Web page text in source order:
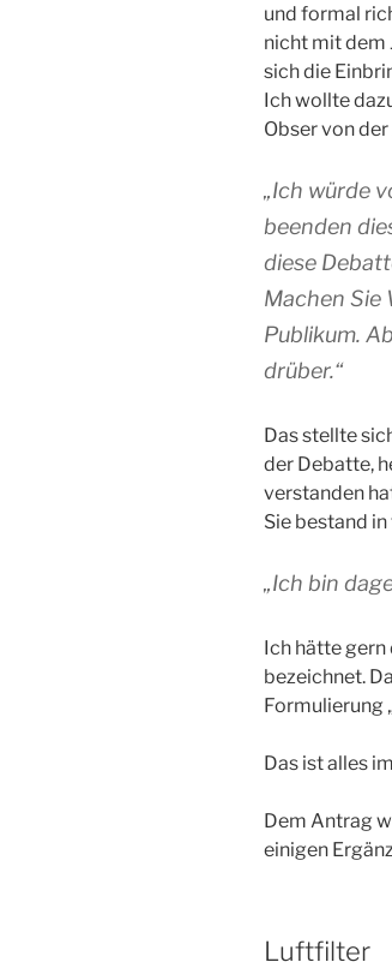
und formal
nicht mit dem
sich die
Ich wollte
Obser von
„Ich würde
beenden
diese
Machen Sie
Publikum.
drüber.“
Das stellte
der Debatte,
verstanden
Sie bestand
„Ich bin
Ich hätte gern
bezeichnet.
Formulierung
Das ist alles im
Dem Antrag
einigen
Luftfilter